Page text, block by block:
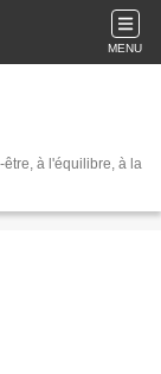
MENU
à l'équilibre, à la